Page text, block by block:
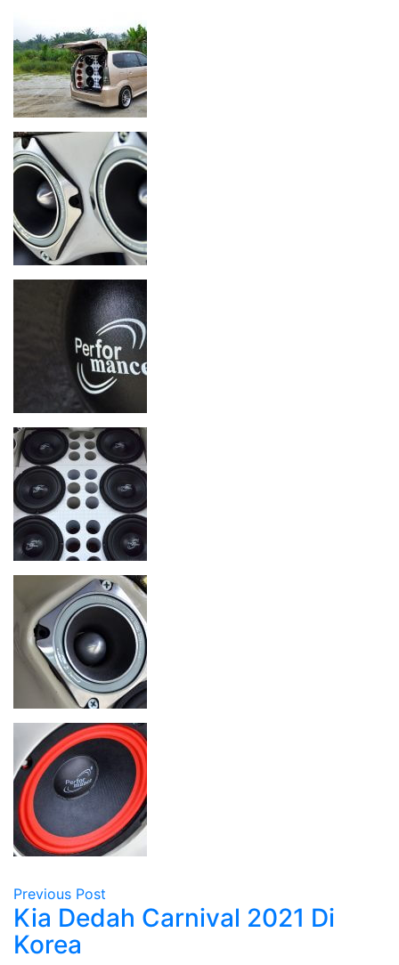
Previous Post
Kia Dedah Carnival 2021 Di
Korea